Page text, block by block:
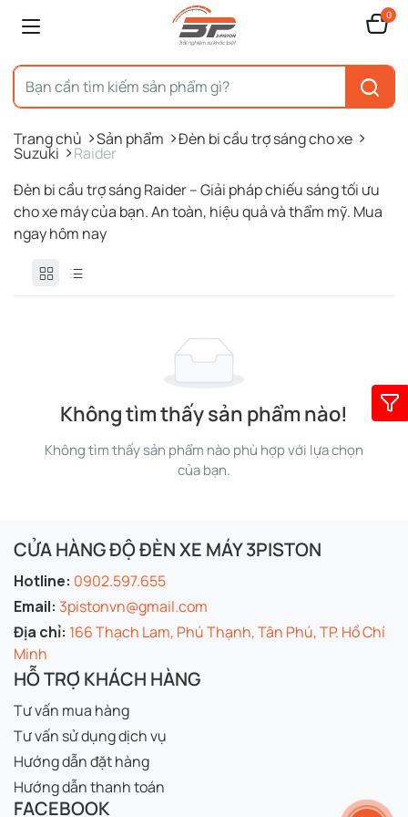
0
Trang chủ Sản phẩm Đèn bi cầu trợ sáng cho xe
Suzuki
Raider
Đèn bi cầu trợ sáng Raider – Giải pháp chiếu sáng tối ưu
cho xe máy của bạn. An toàn, hiệu quả và thẩm mỹ. Mua
ngay hôm nay
Không tìm thấy sản phẩm nào!
Không tìm thấy sản phẩm nào phù hợp với lựa chọn
của bạn.
CỬA HÀNG ĐỘ ĐÈN XE MÁY 3PISTON
Hotline: 0902.597.655
Email: 3pistonvn@gmail.com
Địa chỉ: 166 Thạch Lam, Phú Thạnh, Tân Phú, TP. Hồ Chí
Minh
HỖ TRỢ KHÁCH HÀNG
Tư vấn mua hàng
Tư vấn sử dụng dịch vụ
Hướng dẫn đặt hàng
Hướng dẫn thanh toán
FACEBOOK